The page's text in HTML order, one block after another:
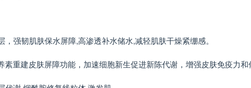
，强韧肌肤保水屏障,高渗透补水储水,减轻肌肤干燥紧绷感。
素重建皮肤屏障功能，加速细胞新生促进新陈代谢，增强皮肤免疫力和